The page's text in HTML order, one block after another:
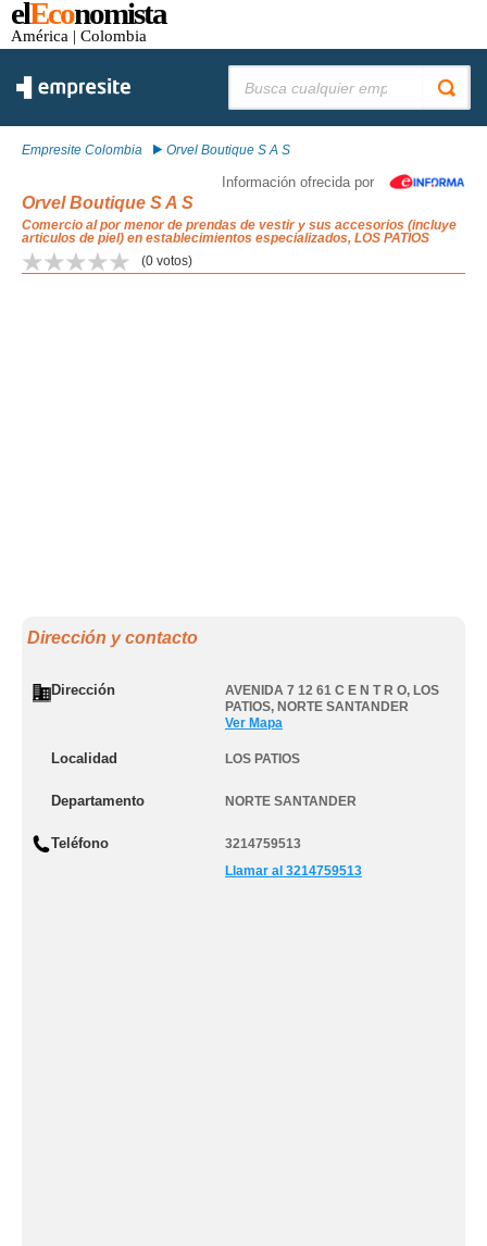
elEconomista
América | Colombia
Empresite Colombia Orvel Boutique S A S
Información ofrecida por
Orvel Boutique S A S
Comercio al por menor de prendas de vestir y sus accesorios (incluye
articulos de piel) en establecimientos especializados, LOS PATIOS
(0 votos)
Dirección y contacto
Dirección AVENIDA 7 12 61 C E N T R O, LOS
PATIOS, NORTE SANTANDER
Ver Mapa
Localidad LOS PATIOS
Departamento NORTE SANTANDER
Teléfono
3214759513
Llamar al 3214759513